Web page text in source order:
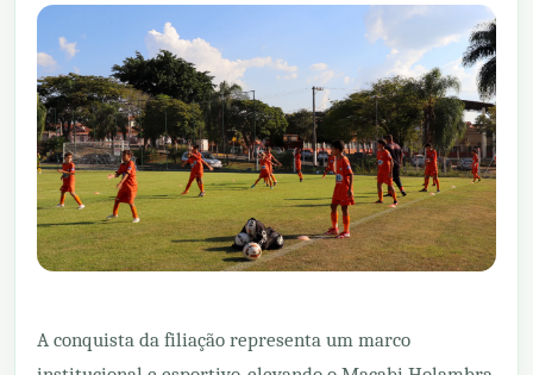
A conquista da filiação representa um marco